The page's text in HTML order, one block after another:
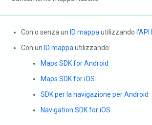
Con o senza un ID mappa utilizzando l'API
Con un ID mappa utilizzando:
Maps SDK for Android
Maps SDK for iOS
SDK per la navigazione per Android
Navigation SDK for iOS